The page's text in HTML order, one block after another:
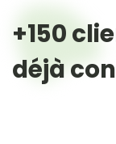
+150
déjà